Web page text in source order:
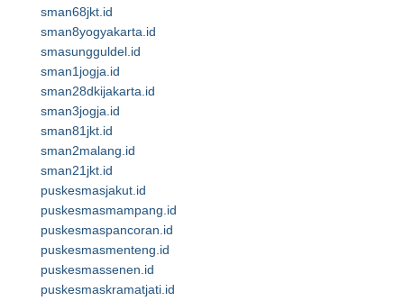
sman68jkt.id
sman8yogyakarta.id
smasungguldel.id
sman1jogja.id
sman28dkijakarta.id
sman3jogja.id
sman81jkt.id
sman2malang.id
sman21jkt.id
puskesmasjakut.id
puskesmasmampang.id
puskesmaspancoran.id
puskesmasmenteng.id
puskesmassenen.id
puskesmaskramatjati.id